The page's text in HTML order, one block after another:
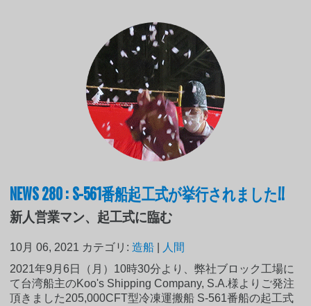
NEWS 280 : S-561番船起工式が挙行されました!!
新人営業マン、起工式に臨む
10月 06, 2021 カテゴリ:造船
人間
2021年9月6日（月）10時30分より、弊社ブロック工場に
て台湾船主のKoo's Shipping Company, S.A.様よりご発注
頂きました205,000CFT型冷凍運搬船 S-561番船の起工式